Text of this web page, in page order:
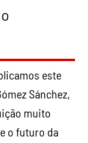
este
Sánchez,
muito
o futuro da